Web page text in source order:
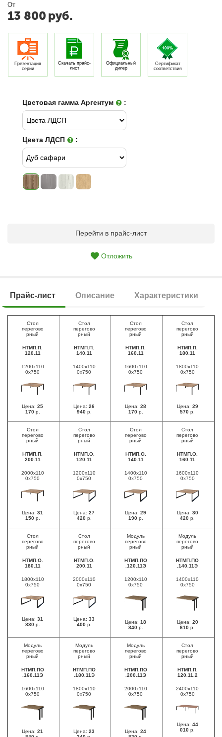
От
13 800 руб.
Презентация
серии
Скачать прайс-
лист
Официальный
дилер
Сертификат
соответствия
Цветовая гамма Аргентум :
Цвета ЛДСП :
Перейти в прайс-лист
Отложить
Прайс-лист Описание Характеристики
Стол
перегово
рный
НТМП.П.
120.11
1200х110
0х750
Цена: 25
170 р.
Стол
перегово
рный
НТМП.П.
140.11
1400х110
0х750
Цена: 26
940 р.
Стол
перегово
рный
НТМП.П.
160.11
1600х110
0х750
Цена: 28
170 р.
Стол
перегово
рный
НТМП.П.
180.11
1800х110
0х750
Цена: 29
570 р.
Стол
перегово
рный
НТМП.П.
200.11
2000х110
0х750
Цена: 31
150 р.
Стол
перегово
рный
НТМП.О.
120.11
1200х110
0х750
Цена: 27
420 р.
Стол
перегово
рный
НТМП.О.
140.11
1400х110
0х750
Цена: 29
190 р.
Стол
перегово
рный
НТМП.О.
160.11
1600х110
0х750
Цена: 30
420 р.
Стол
перегово
рный
НТМП.О.
180.11
1800х110
0х750
Цена: 31
830 р.
Стол
перегово
рный
НТМП.О.
200.11
2000х110
0х750
Цена: 33
400 р.
Модуль
перегово
рный
НТМП.ПО
.120.11Э
1200х110
0х750
Цена: 18
840 р.
Модуль
перегово
рный
НТМП.ПО
.140.11Э
1400х110
0х750
Цена: 20
610 р.
Модуль
перегово
рный
НТМП.ПО
.160.11Э
1600х110
0х750
Цена: 21
Модуль
перегово
рный
НТМП.ПО
.180.11Э
1800х110
0х750
Цена: 23
Модуль
перегово
рный
НТМП.ПО
.200.11Э
2000х110
0х750
Цена: 24
Стол
перегово
рный
НТМП.П.
120.11.2
2400х110
0х750
Цена: 44
010 р.